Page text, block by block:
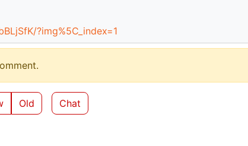
?img%5C_index=1
Old Chat